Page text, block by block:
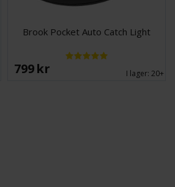
Brook Pocket Auto Catch Light
799 SEK I lager:20+